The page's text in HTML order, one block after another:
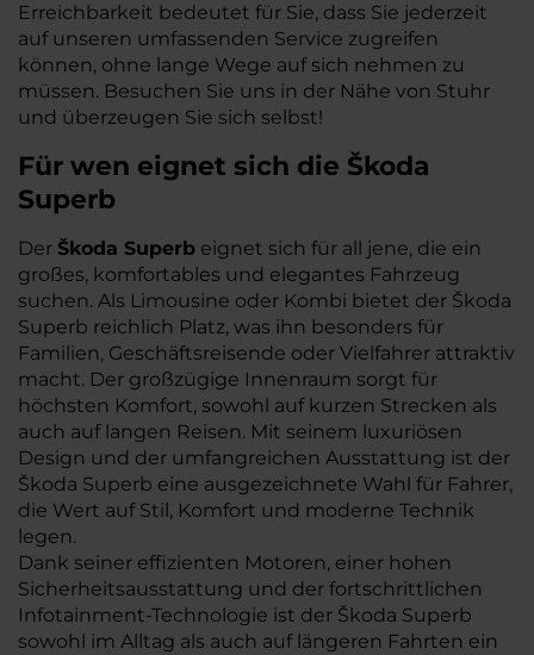
Erreichbarkeit bedeutet für Sie, dass Sie jederzeit
auf unseren umfassenden Service zugreifen
können, ohne lange Wege auf sich nehmen zu
müssen. Besuchen Sie uns in der Nähe von Stuhr
und überzeugen Sie sich selbst!
Für wen eignet sich die Škoda
Superb
Der Škoda Superb eignet sich für all jene, die ein
großes, komfortables und elegantes Fahrzeug
suchen. Als Limousine oder Kombi bietet der Škoda
Superb reichlich Platz, was ihn besonders für
Familien, Geschäftsreisende oder Vielfahrer attraktiv
macht. Der großzügige Innenraum sorgt für
höchsten Komfort, sowohl auf kurzen Strecken als
auch auf langen Reisen. Mit seinem luxuriösen
Design und der umfangreichen Ausstattung ist der
Škoda Superb eine ausgezeichnete Wahl für Fahrer,
die Wert auf Stil, Komfort und moderne Technik
legen.
Dank seiner effizienten Motoren, einer hohen
Sicherheitsausstattung und der fortschrittlichen
Infotainment-Technologie ist der Škoda Superb
sowohl im Alltag als auch auf längeren Fahrten ein